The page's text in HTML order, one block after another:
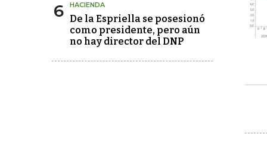
6 HACIENDA
De la Espriella se posesionó
como presidente, pero aún
no hay director del DNP